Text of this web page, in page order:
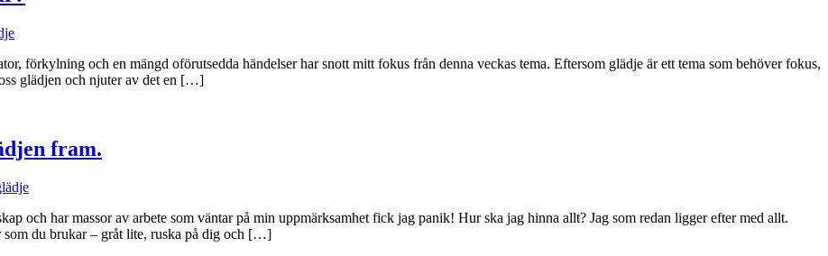
förkylning och en mängd oförutsedda händelser har snott mitt fokus från denna veckas tema. Eftersom glädje är ett tema som behöver fokus,
glädjen och njuter av det en […]
fram.
och har massor av arbete som väntar på min uppmärksamhet fick jag panik! Hur ska jag hinna allt? Jag som redan ligger efter med allt.
som du brukar – gråt lite, ruska på dig och […]